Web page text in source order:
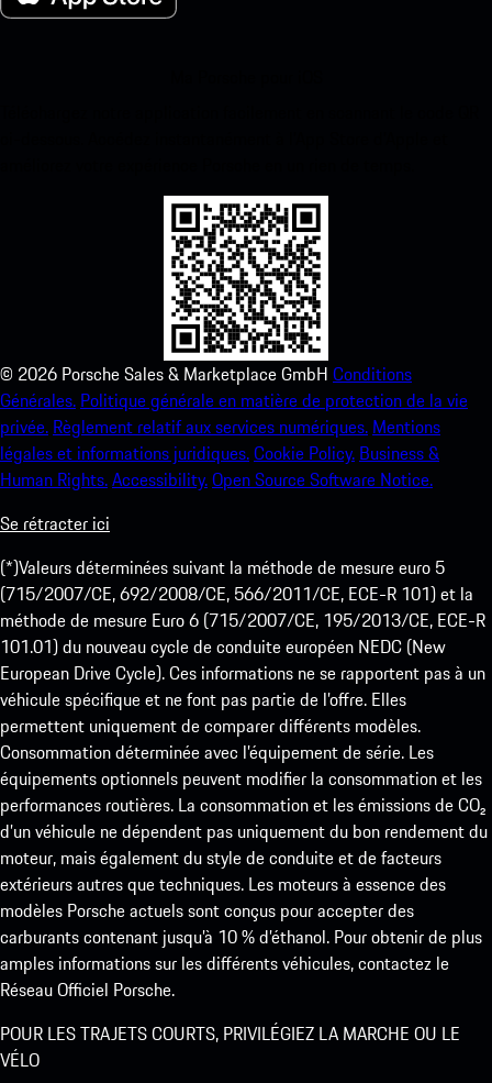
© 2026 Porsche Sales & Marketplace GmbH Conditions
Générales. Politique générale en matière de protection de la vie
privée. Règlement relatif aux services numériques. Mentions
légales et informations juridiques.Cookie Policy. Business &
Human Rights.Accessibility.Open Source Software Notice.
Se rétracter ici
(*)Valeurs déterminées suivant la méthode de mesure euro 5
(715/2007/CE, 692/2008/CE, 566/2011/CE, ECE-R 101) et la
méthode de mesure Euro 6 (715/2007/CE, 195/2013/CE, ECE-R
101.01) du nouveau cycle de conduite européen NEDC (New
European Drive Cycle). Ces informations ne se rapportent pas à un
véhicule spécifique et ne font pas partie de l’offre. Elles
permettent uniquement de comparer différents modèles.
Consommation déterminée avec l’équipement de série. Les
équipements optionnels peuvent modifier la consommation et les
performances routières. La consommation et les émissions de CO₂
d’un véhicule ne dépendent pas uniquement du bon rendement du
moteur, mais également du style de conduite et de facteurs
extérieurs autres que techniques. Les moteurs à essence des
modèles Porsche actuels sont conçus pour accepter des
carburants contenant jusqu’à 10 % d’éthanol. Pour obtenir de plus
amples informations sur les différents véhicules, contactez le
Réseau Officiel Porsche.
POUR LES TRAJETS COURTS, PRIVILÉGIEZ LA MARCHE OU LE
VÉLO